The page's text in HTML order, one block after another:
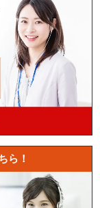
ら！